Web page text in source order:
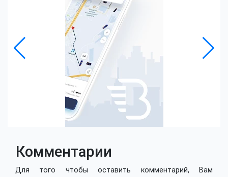
Комментарии
Для того чтобы оставить комментарий, Вам